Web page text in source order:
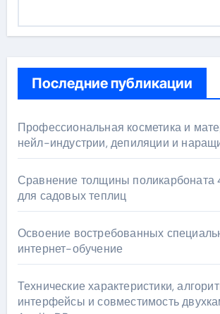
Последние публикации
Профессиональная косметика и
нейл-индустрии, депиляции и
Сравнение толщины
для садовых теплиц
Освоение востребованных
интернет-обучение
Технические характеристики,
интерфейсы и совместимость